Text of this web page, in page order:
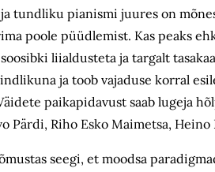
ja tundliku pianismi juures on
poole püüdlemist. Kas peaks
liialdusteta ja targalt
ja toob vajaduse korral
paikapidavust saab lugeja
Pärdi, Riho Esko Maimetsa,
seegi, et moodsa